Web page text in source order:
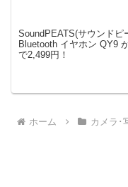
SoundPEATS(サウンドピ
Bluetooth イヤホン QY9
で2,499円！
ホーム カメラ･